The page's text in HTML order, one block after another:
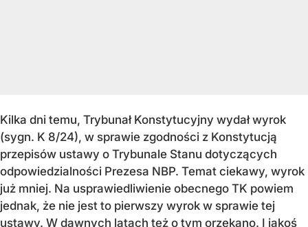
Kilka dni temu, Trybunał Konstytucyjny wydał wyrok
(sygn. K 8/24), w sprawie zgodności z Konstytucją
przepisów ustawy o Trybunale Stanu dotyczących
odpowiedzialności Prezesa NBP. Temat ciekawy, wyrok
już mniej. Na usprawiedliwienie obecnego TK powiem
jednak, że nie jest to pierwszy wyrok w sprawie tej
ustawy. W dawnych latach też o tym orzekano. I jakoś